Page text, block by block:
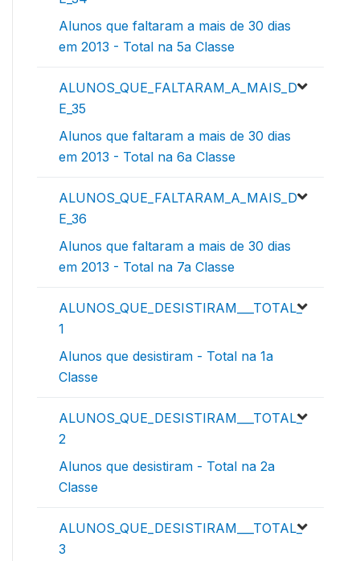
Alunos que faltaram a mais de 30 dias
em 2013 - Total na 5a Classe
ALUNOS_QUE_FALTARAM_A_MAIS_D
E_35
Alunos que faltaram a mais de 30 dias
em 2013 - Total na 6a Classe
ALUNOS_QUE_FALTARAM_A_MAIS_D
E_36
Alunos que faltaram a mais de 30 dias
em 2013 - Total na 7a Classe
ALUNOS_QUE_DESISTIRAM___TOTAL_
1
Alunos que desistiram - Total na 1a
Classe
ALUNOS_QUE_DESISTIRAM___TOTAL_
2
Alunos que desistiram - Total na 2a
Classe
ALUNOS_QUE_DESISTIRAM___TOTAL_
3